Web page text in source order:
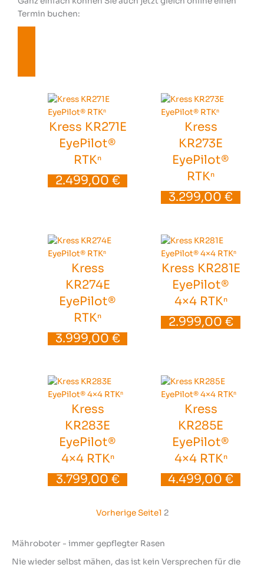
Termin buchen:
Kress KR271E
EyePilot®
RTKⁿ
2.499,00 €
Kress
KR273E
EyePilot®
RTKⁿ
3.299,00€
Kress
KR274E
EyePilot®
RTKⁿ
3.999,00 €
Kress KR281E
EyePilot®
4×4 RTKⁿ
2.999,00 €
Kress
KR283E
EyePilot®
4×4 RTKⁿ
3.799,00 €
Kress
KR285E
EyePilot®
4×4 RTKⁿ
4.499,00€
Vorherige Seite1 2
Mähroboter - immer gepflegter Rasen
Nie wieder selbst mähen, das ist kein Versprechen für die